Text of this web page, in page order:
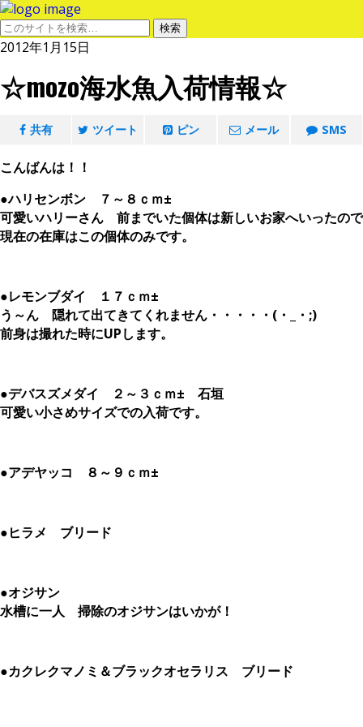
2012年1月15日
☆mozo海水魚入荷情報☆
共有 ツイート ピン メール SMS
こんばんは！！
●ハリセンボン ７～８ｃｍ±
可愛いハリーさん 前までいた個体は新しいお家へいったので
現在の在庫はこの個体のみです。
●レモンブダイ １７ｃｍ±
う～ん 隠れて出てきてくれません・・・・・(・_・;)
前身は撮れた時にUPします。
●デバスズメダイ ２～３ｃｍ± 石垣
可愛い小さめサイズでの入荷です。
●アデヤッコ ８～９ｃｍ±
●ヒラメ ブリード
●オジサン
水槽に一人 掃除のオジサンはいかが！
●カクレクマノミ＆ブラックオセラリス ブリード